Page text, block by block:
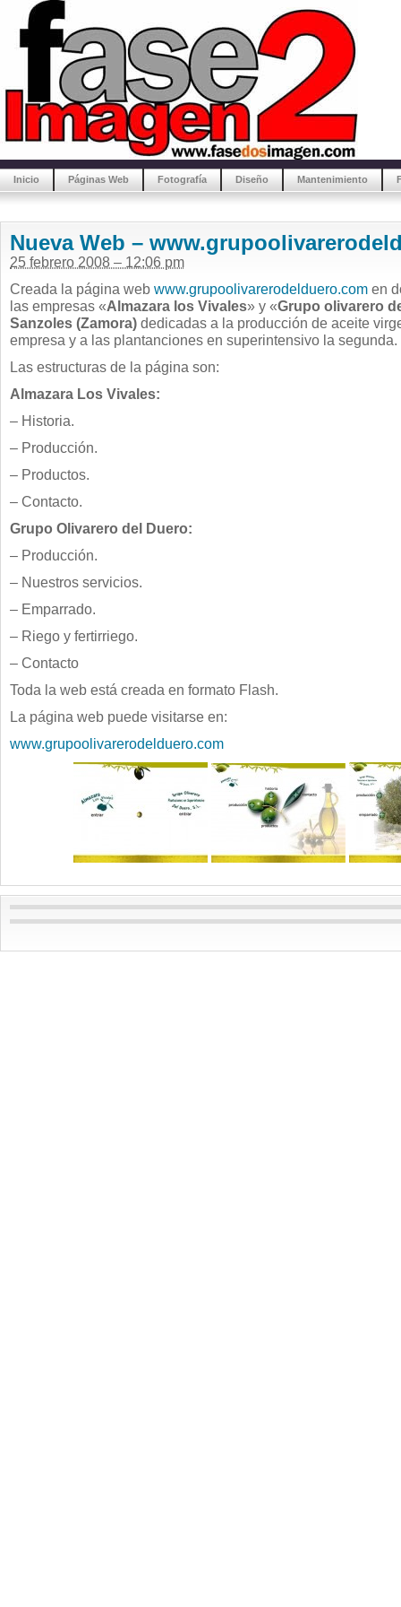
Inicio Páginas Web Fotografía Diseño Mantenimiento
Nueva Web –
25 febrero 2008 – 12:06 pm
Creada la página web www.grupoolivarerodelduero.com en
las empresas «Almazara los Vivales» y «Grupo olivarero
Sanzoles (Zamora) dedicadas a la producción de aceite
empresa y a las plantanciones en superintensivo la segunda.
Las estructuras de la página son:
Almazara Los Vivales:
– Historia.
– Producción.
– Productos.
– Contacto.
Grupo Olivarero del Duero:
– Producción.
– Nuestros servicios.
– Emparrado.
– Riego y fertirriego.
– Contacto
Toda la web está creada en formato Flash.
La página web puede visitarse en:
www.grupoolivarerodelduero.com